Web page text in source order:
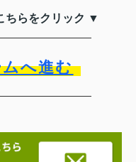
ちらをクリック ▼
へ進む